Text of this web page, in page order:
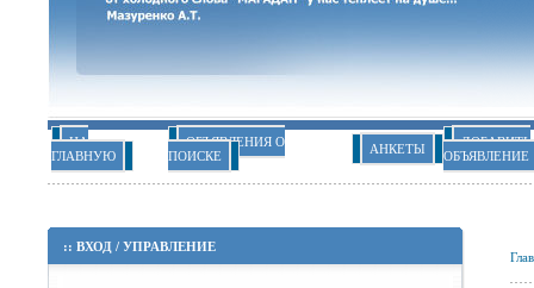
НА
ГЛАВНУЮ
ОБЪЯВЛЕНИЯ О
ПОИСКЕ
АНКЕТЫ
ДОБАВИТЬ
ОБЪЯВЛЕНИЕ
:: ВХОД / УПРАВЛЕНИЕ